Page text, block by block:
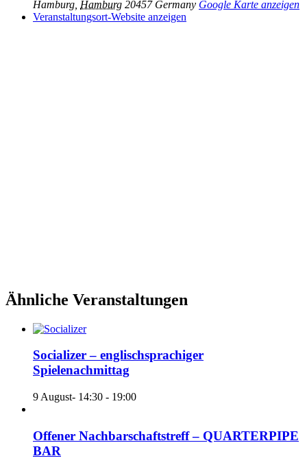
Hamburg Hamburg 20457 Germany Google Karte anzeigen
Veranstaltungsort-Website anzeigen
Ähnliche Veranstaltungen
Socializer – englischsprachiger
Spielenachmittag
9 August- 14:30 - 19:00
Offener Nachbarschaftstreff – QUARTERPIPE
BAR